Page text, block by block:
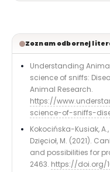
Zoznam odbornej
Understanding
science of sniffs:
Animal Research.
https://
science-of-sniffs-
Kokocińska-Kusiak, A.,
Dzięcioł, M. (2021).
and possibilities for
2463. https://doi.org/